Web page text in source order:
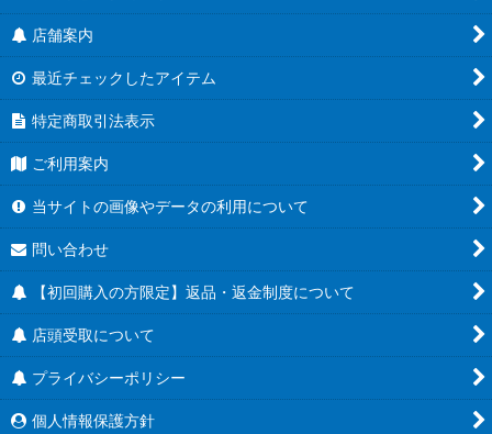
店舗案内
最近チェックしたアイテム
特定商取引法表示
ご利用案内
当サイトの画像やデータの利用について
問い合わせ
【初回購入の方限定】返品・返金制度について
店頭受取について
プライバシーポリシー
個人情報保護方針